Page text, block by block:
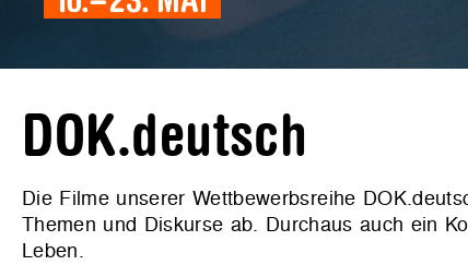
DOK.deutsch
Die Filme unserer Wettbewerbsreihe
Themen und Diskurse ab. Durchaus auch ein
Leben.